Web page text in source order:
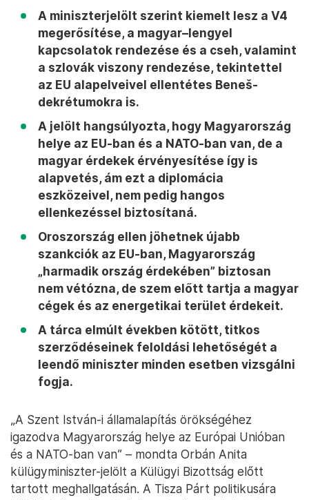
A miniszterjelölt szerint kiemelt lesz a V4
megerősítése, a magyar–lengyel
kapcsolatok rendezése és a cseh, valamint
a szlovák viszony rendezése, tekintettel
az EU alapelveivel ellentétes Beneš-
dekrétumokra is.
A jelölt hangsúlyozta, hogy Magyarország
helye az EU-ban és a NATO-ban van, de a
magyar érdekek érvényesítése így is
alapvetés, ám ezt a diplomácia
eszközeivel, nem pedig hangos
ellenkezéssel biztosítaná.
Oroszország ellen jöhetnek újabb
szankciók az EU-ban, Magyarország
„harmadik ország érdekében” biztosan
nem vétózna, de szem előtt tartja a magyar
cégek és az energetikai terület érdekeit.
A tárca elmúlt években kötött, titkos
szerződéseinek feloldási lehetőségét a
leendő miniszter minden esetben vizsgálni
fogja.
„A Szent István-i államalapítás örökségéhez
igazodva Magyarország helye az Európai Unióban
és a NATO-ban van” – mondta Orbán Anita
külügyminiszter-jelölt a Külügyi Bizottság előtt
tartott meghallgatásán. A Tisza Párt politikusára